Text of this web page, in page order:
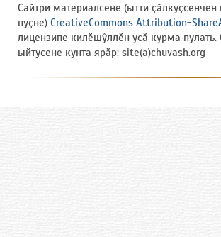
Сайтри материалсене (ытти
пуҫне) CreativeCommons Attribution-
лицензипе килӗшӳллӗн усӑ курма пулать.
ыйтусене кунта ярӑр: site(a)chuvash.org